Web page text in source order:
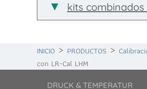
kits combinados
INICIO PRODUCTOS
con LR-Cal LHM
DRUCK & TEMPERATUR